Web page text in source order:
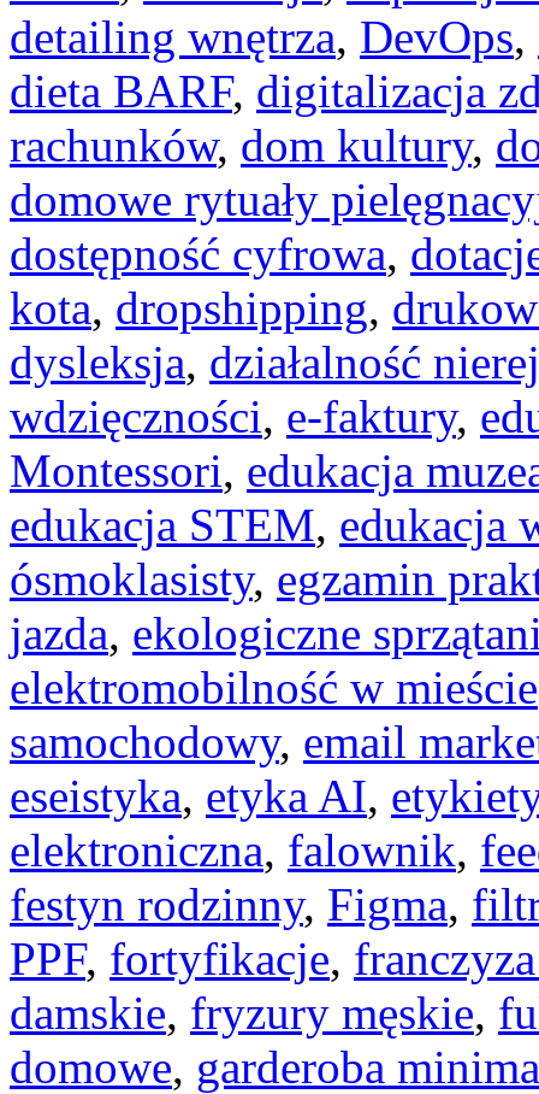
detailing wnętrza, DevOps,
dieta BARF, digitalizacja
rachunków, dom kultury,
domowe rytuały
dostępność cyfrowa,
kota, dropshipping,
dysleksja, działalność
wdzięczności, e-faktury,
Montessori, edukacja
edukacja STEM, edukacja
ósmoklasisty, egzamin
jazda, ekologiczne
elektromobilność w mieście
samochodowy, email
eseistyka, etyka AI,
elektroniczna, falownik,
festyn rodzinny, Figma,
PPF, fortyfikacje,
damskie, fryzury męskie,
domowe, garderoba